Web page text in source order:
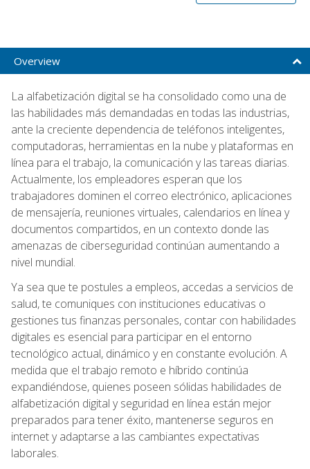
Overview
La alfabetización digital se ha consolidado como una de
las habilidades más demandadas en todas las industrias,
ante la creciente dependencia de teléfonos inteligentes,
computadoras, herramientas en la nube y plataformas en
línea para el trabajo, la comunicación y las tareas diarias.
Actualmente, los empleadores esperan que los
trabajadores dominen el correo electrónico, aplicaciones
de mensajería, reuniones virtuales, calendarios en línea y
documentos compartidos, en un contexto donde las
amenazas de ciberseguridad continúan aumentando a
nivel mundial.
Ya sea que te postules a empleos, accedas a servicios de
salud, te comuniques con instituciones educativas o
gestiones tus finanzas personales, contar con habilidades
digitales es esencial para participar en el entorno
tecnológico actual, dinámico y en constante evolución. A
medida que el trabajo remoto e híbrido continúa
expandiéndose, quienes poseen sólidas habilidades de
alfabetización digital y seguridad en línea están mejor
preparados para tener éxito, mantenerse seguros en
internet y adaptarse a las cambiantes expectativas
laborales.